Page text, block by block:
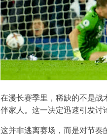
在漫长赛季里，稀缺的不是
伴家人。这一决定迅速引发讨
这并非逃离赛场，而是对节